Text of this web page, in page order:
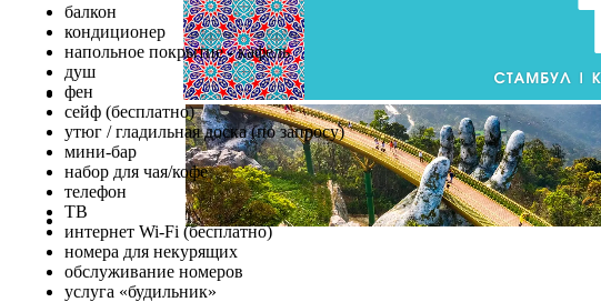
балкон
кондиционер
напольное покрытие - кафель
душ
фен
сейф (бесплатно)
утюг / гладильная доска (по запросу)
мини-бар
набор для чая/кофе
телефон
ТВ
интернет Wi-Fi (бесплатно)
номера для некурящих
обслуживание номеров
услуга «будильник»